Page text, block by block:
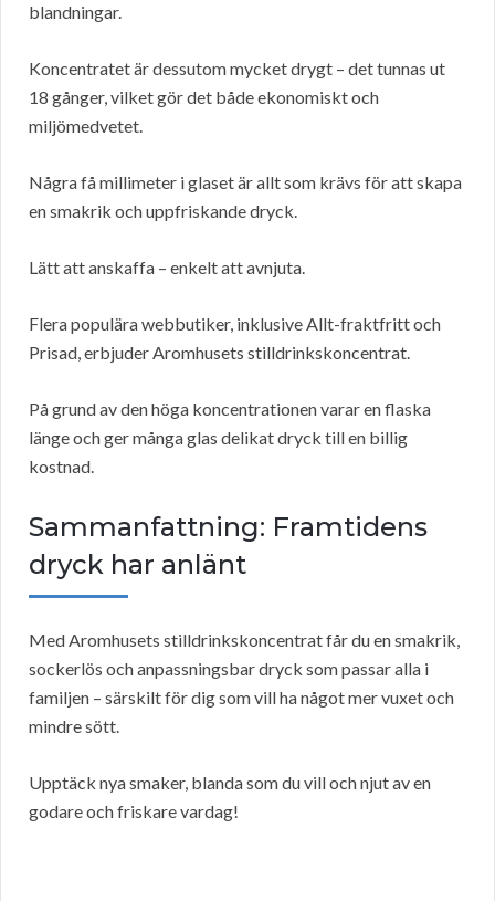
blandningar.
Koncentratet är dessutom mycket drygt – det tunnas ut
18 gånger, vilket gör det både ekonomiskt och
miljömedvetet.
Några få millimeter i glaset är allt som krävs för att skapa
en smakrik och uppfriskande dryck.
Lätt att anskaffa – enkelt att avnjuta.
Flera populära webbutiker, inklusive Allt-fraktfritt och
Prisad, erbjuder Aromhusets stilldrinkskoncentrat.
På grund av den höga koncentrationen varar en flaska
länge och ger många glas delikat dryck till en billig
kostnad.
Sammanfattning: Framtidens
dryck har anlänt
Med Aromhusets stilldrinkskoncentrat får du en smakrik,
sockerlös och anpassningsbar dryck som passar alla i
familjen – särskilt för dig som vill ha något mer vuxet och
mindre sött.
Upptäck nya smaker, blanda som du vill och njut av en
godare och friskare vardag!